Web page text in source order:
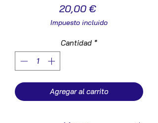
20,00 €Precio
Impuesto incluido
Cantidad *
Agregar al carrito